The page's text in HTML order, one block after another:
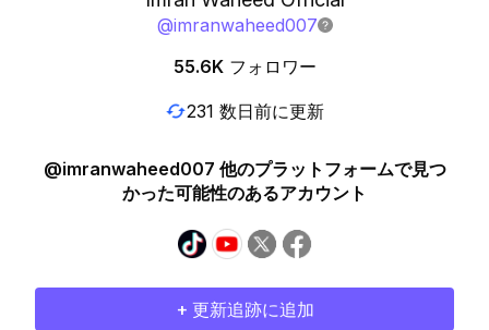
@imranwaheed007
55.6K フォロワー
231 数日前に更新
@imranwaheed007 他のプラットフォームで見つ
かった可能性のあるアカウント
+ 更新追跡に追加